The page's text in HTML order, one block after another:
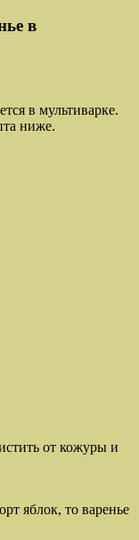
в
в мультиварке.
ниже.
от кожуры и
яблок, то варенье